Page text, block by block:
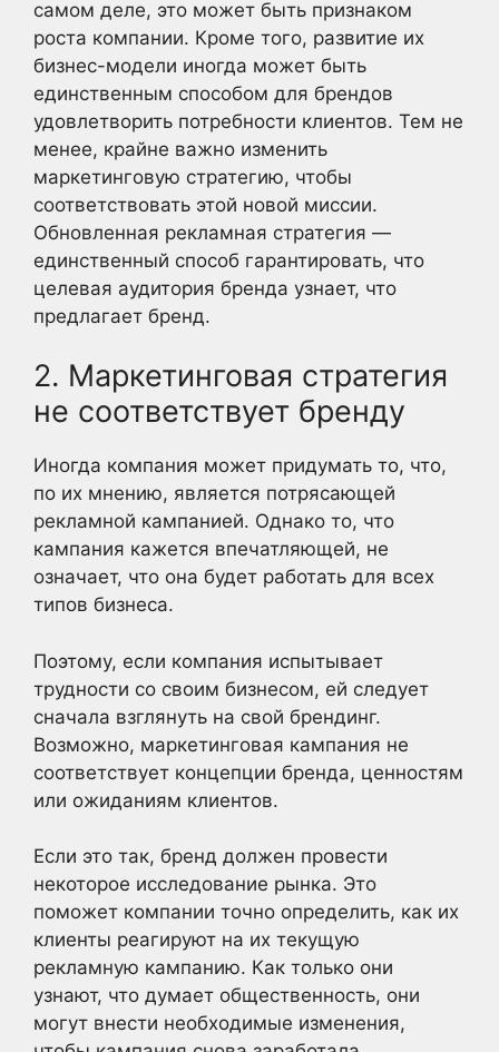
самом деле, это может быть признаком
роста компании. Кроме того, развитие их
бизнес-модели иногда может быть
единственным способом для брендов
удовлетворить потребности клиентов. Тем не
менее, крайне важно изменить
маркетинговую стратегию, чтобы
соответствовать этой новой миссии.
Обновленная рекламная стратегия —
единственный способ гарантировать, что
целевая аудитория бренда узнает, что
предлагает бренд.
2. Маркетинговая стратегия
не соответствует бренду
Иногда компания может придумать то, что,
по их мнению, является потрясающей
рекламной кампанией. Однако то, что
кампания кажется впечатляющей, не
означает, что она будет работать для всех
типов бизнеса.
Поэтому, если компания испытывает
трудности со своим бизнесом, ей следует
сначала взглянуть на свой брендинг.
Возможно, маркетинговая кампания не
соответствует концепции бренда, ценностям
или ожиданиям клиентов.
Если это так, бренд должен провести
некоторое исследование рынка. Это
поможет компании точно определить, как их
клиенты реагируют на их текущую
рекламную кампанию. Как только они
узнают, что думает общественность, они
могут внести необходимые изменения,